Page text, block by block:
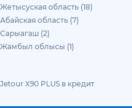
Жетысуская область (18)
Абайская область (7)
Сарыагаш (2)
Жамбыл облысы (1)
Jetour X90 PLUS в кредит